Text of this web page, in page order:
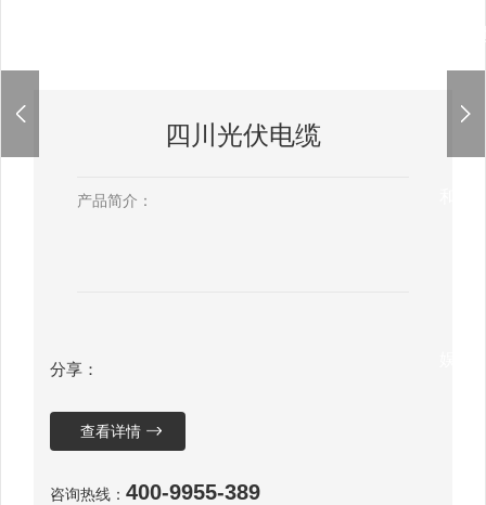
四川光伏电缆
产品简介：
分享：
查看详情
咨询热线： 400-9955-389